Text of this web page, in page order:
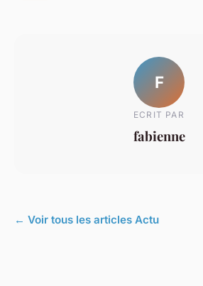
F
ECRIT PAR
fabienne
← Voir tous les articles Actu